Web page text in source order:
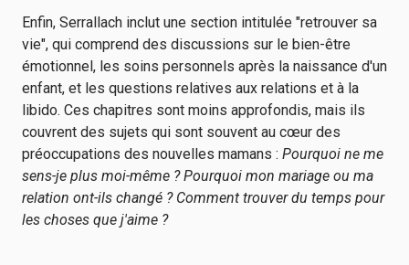
Enfin, Serrallach inclut une section intitulée "retrouver sa
vie", qui comprend des discussions sur le bien-être
émotionnel, les soins personnels après la naissance d'un
enfant, et les questions relatives aux relations et à la
libido. Ces chapitres sont moins approfondis, mais ils
couvrent des sujets qui sont souvent au cœur des
préoccupations des nouvelles mamans : Pourquoi ne me
sens-je plus moi-même ? Pourquoi mon mariage ou ma
relation ont-ils changé ? Comment trouver du temps pour
les choses que j'aime ?